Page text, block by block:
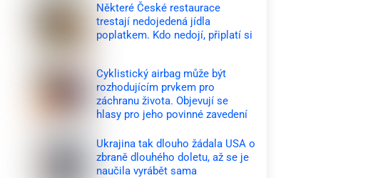
Některé České restaurace
trestají nedojedená jídla
poplatkem. Kdo nedojí, připlatí si
Cyklistický airbag může být
rozhodujícím prvkem pro
záchranu života. Objevují se
hlasy pro jeho povinné zavedení
Ukrajina tak dlouho žádala USA o
zbraně dlouhého doletu, až se je
naučila vyrábět sama